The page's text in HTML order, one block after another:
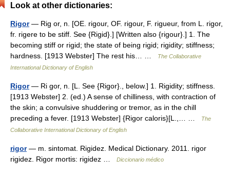
Look at other dictionaries:
Rigor— Rig or, n. [OE. rigour, OF. rigour, F. rigueur, from L. rigor,
fr. rigere to be stiff. See {Rigid}.] [Written also {rigour}.] 1. The
becoming stiff or rigid; the state of being rigid; rigidity; stiffness;
hardness. [1913 Webster] The rest his… …
The Collaborative
International Dictionary of English
Rigor— Ri gor, n. [L. See {Rigor}., below.] 1. Rigidity; stiffness.
[1913 Webster] 2. (ed.) A sense of chilliness, with contraction of
the skin; a convulsive shuddering or tremor, as in the chill
preceding a fever. [1913 Webster] {Rigor caloris}[L.,… …
The
Collaborative International Dictionary of English
rigor— m. sintomat. Rigidez. Medical Dictionary. 2011. rigor
rigidez. Rigor mortis: rigidez …
Diccionario médico